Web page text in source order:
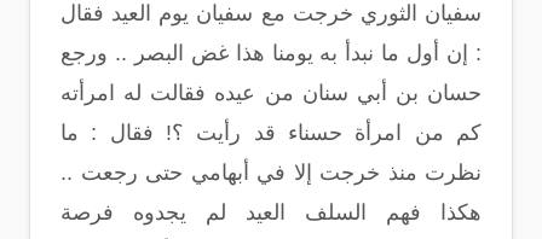
سفيان الثوري خرجت مع سفيان يوم العيد فقال
: إن أول ما نبدأ به يومنا هذا غض البصر .. ورجع
حسان بن أبي سنان من عيده فقالت له امرأته
كم من امرأة حسناء قد رأيت ؟! فقال : ما
نظرت منذ خرجت إلا في أبهامي حتى رجعت ..
هكذا فهم السلف العيد لم يجدوه فرصة